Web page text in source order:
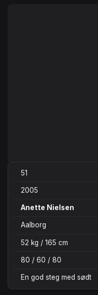
51
2005
Anette Nielsen
Aalborg
52 kg / 165 cm
80 / 60 / 80
En god steg med sødt